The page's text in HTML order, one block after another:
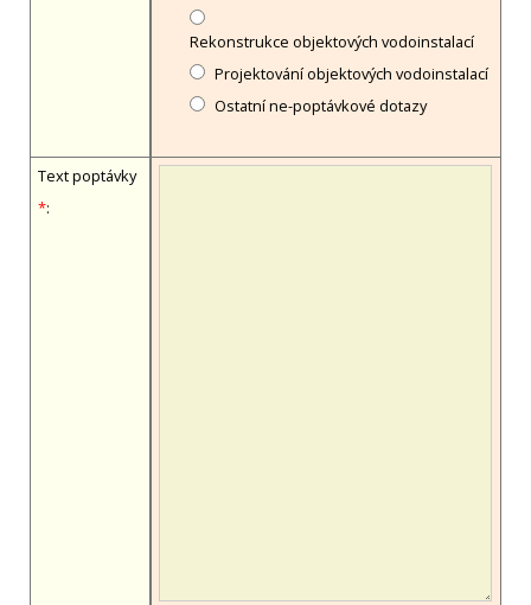
Rekonstrukce objektových vodoinstalací
Projektování objektových vodoinstalací
Ostatní ne-poptávkové dotazy
Text poptávky
*: